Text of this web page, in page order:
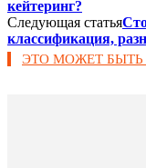
кейтеринг?
Следующая статья
классификация,
ЭТО МОЖЕТ БЫТЬ